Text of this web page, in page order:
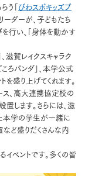
う「 びわスポキッズプ
ーダーが、子どもたち
行い、「身体を動かす
滋賀レイクスキャラク
ころパンダ」、本学公式
を盛り上げてくれます。
ス、高大連携協定校の
します。さらには、滋
本学の学生が一緒に
ど盛りだくさんな内
イベントです。多くの皆